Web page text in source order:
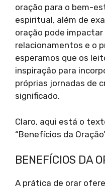
oração para o bem-
espiritual, além de
oração pode
relacionamentos e o
esperamos que os
inspiração para
próprias jornadas de
significado.
Claro, aqui está o
“Benefícios da
BENEFÍCIOS DA
A prática de orar